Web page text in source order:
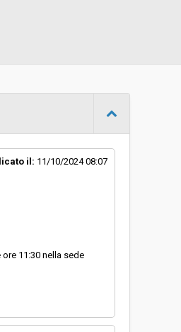
il: 11/10/2024 08:07
11:30 nella sede